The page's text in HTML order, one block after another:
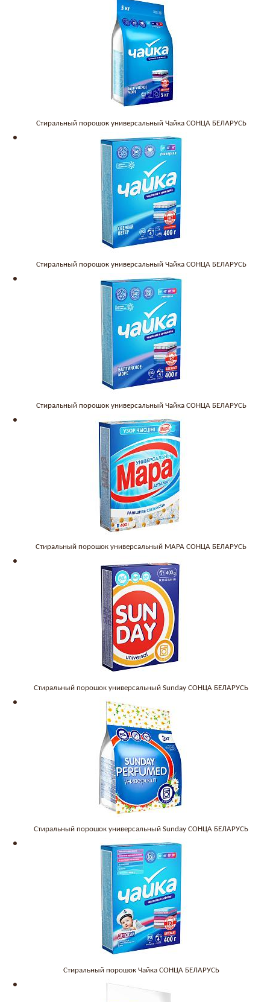
Стиральный порошок универсальный Чайка СОНЦА БЕЛАРУСЬ
Стиральный порошок универсальный Чайка СОНЦА БЕЛАРУСЬ
Стиральный порошок универсальный Чайка СОНЦА БЕЛАРУСЬ
Стиральный порошок универсальный МАРА СОНЦА БЕЛАРУСЬ
Стиральный порошок универсальный Sunday СОНЦА БЕЛАРУСЬ
Стиральный порошок универсальный Sunday СОНЦА БЕЛАРУСЬ
Стиральный порошок Чайка СОНЦА БЕЛАРУСЬ